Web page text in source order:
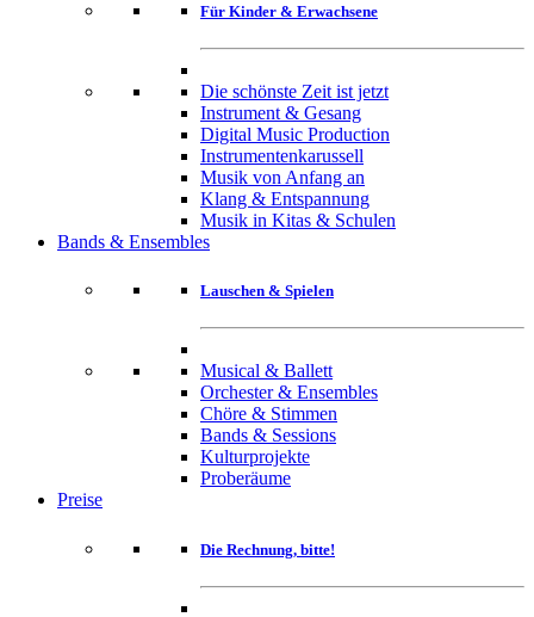
Für Kinder & Erwachsene
Die schönste Zeit ist jetzt
Instrument & Gesang
Digital Music Production
Instrumentenkarussell
Musik von Anfang an
Klang & Entspannung
Musik in Kitas & Schulen
Bands & Ensembles
Lauschen & Spielen
Musical & Ballett
Orchester & Ensembles
Chöre & Stimmen
Bands & Sessions
Kulturprojekte
Proberäume
Preise
Die Rechnung, bitte!